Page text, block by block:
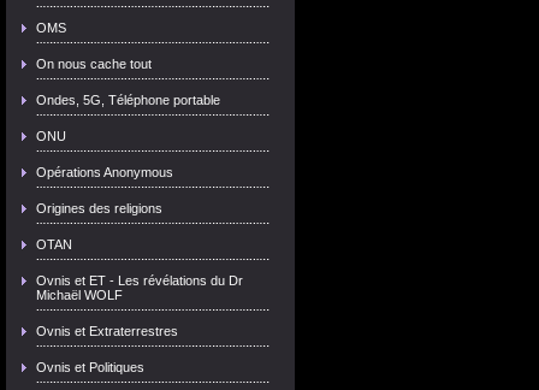
OMS
On nous cache tout
Ondes, 5G, Téléphone portable
ONU
Opérations Anonymous
Origines des religions
OTAN
Ovnis et ET - Les révélations du Dr
Michaël WOLF
Ovnis et Extraterrestres
Ovnis et Politiques